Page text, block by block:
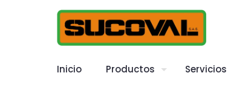
Inicio Productos Servicios